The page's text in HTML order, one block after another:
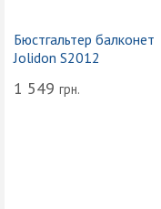
Бюстгальтер балконет
Jolidon S2012
1 549 грн.